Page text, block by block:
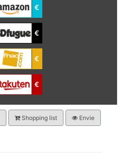
€
€
€
€
Shopping list Envie